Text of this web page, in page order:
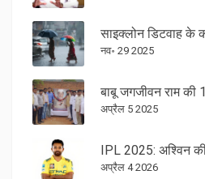
नव॰ 29 2025
अप्रैल 5 2025
अप्रैल 4 2026